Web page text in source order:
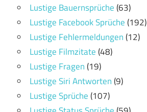
Lustige Bauernsprüche(63)
Lustige Facebook Sprüche(192)
Lustige Fehlermeldungen(12)
Lustige Filmzitate(48)
Lustige Fragen(19)
Lustige Siri Antworten(9)
Lustige Sprüche(107)